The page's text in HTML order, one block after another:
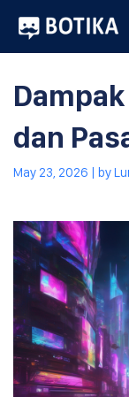
dan
May 23, 2026 | by